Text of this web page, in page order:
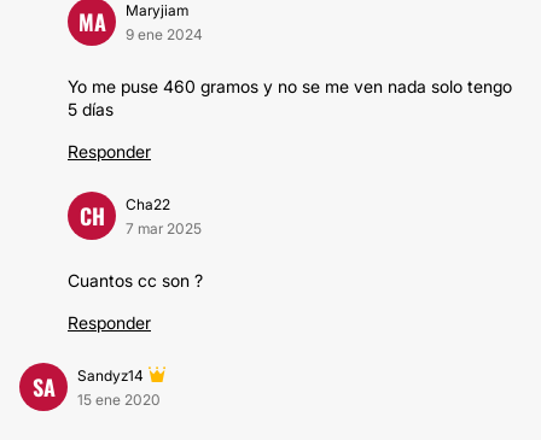
MA
Maryjiam
9 ene 2024
Yo me puse 460 gramos y no se me ven nada solo tengo
5 días
Responder
CH
Cha22
7 mar 2025
Cuantos cc son ?
Responder
SA
Sandyz14
15 ene 2020